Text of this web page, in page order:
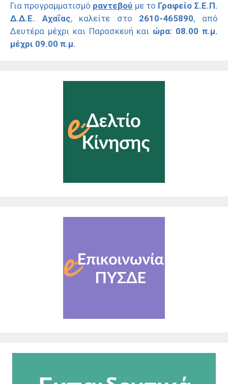
Για προγραμματισμό ραντεβού με το Γραφείο Σ.Ε.Π.
Δ.Δ.Ε. Αχαΐας, καλείτε στο 2610-465890, από
Δευτέρα μέχρι και Παρασκευή και ώρα: 08.00 π.μ.
μέχρι 09.00 π.μ.